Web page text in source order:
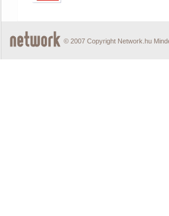
© 2007 Copyright Network.hu